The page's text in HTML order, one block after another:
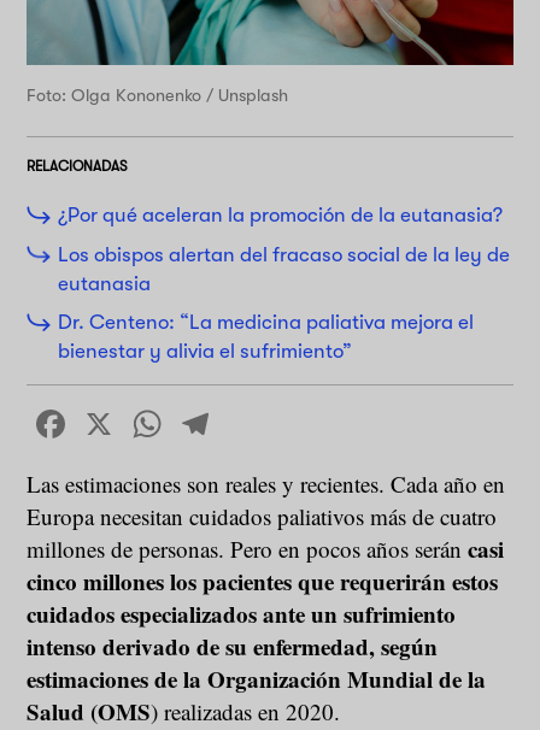
Foto: Olga Kononenko / Unsplash
RELACIONADAS
¿Por qué aceleran la promoción de la eutanasia?
Los obispos alertan del fracaso social de la ley de
eutanasia
Dr. Centeno: “La medicina paliativa mejora el
bienestar y alivia el sufrimiento”
Facebook
X WhatsApp
Las estimaciones son reales y recientes. Cada año en
Europa necesitan cuidados paliativos más de cuatro
millones de personas. Pero en pocos años seráncasi
cinco millones los pacientes que requerirán estos
cuidados especializados ante un sufrimiento
intenso derivado de su enfermedad, según
estimaciones de la Organización Mundial de la
Salud (OMS) realizadas en 2020.